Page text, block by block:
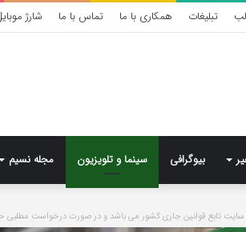
تبلیغات همکاری با ما تماس با ما شارژ
بیوگرافی سینما و تلویزیون مجله نسیم
سایت تابع قوانین جاری کشور می باشد و در صورت درخواست